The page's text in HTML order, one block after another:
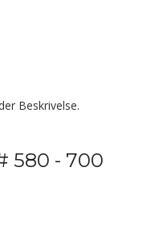
Beskrivelse.
580 - 700